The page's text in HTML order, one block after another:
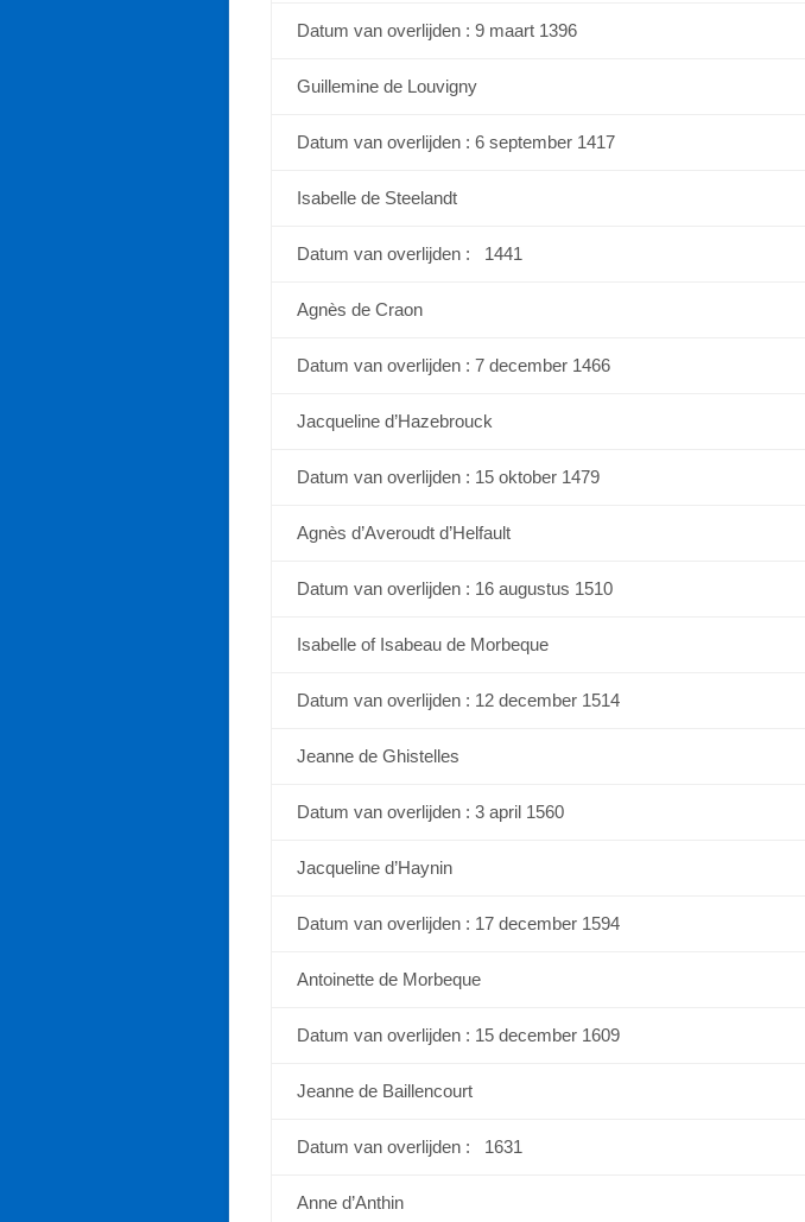
Datum van overlijden : 9 maart 1396
Guillemine de Louvigny
Datum van overlijden : 6 september 1417
Isabelle de Steelandt
Datum van overlijden : 1441
Agnès de Craon
Datum van overlijden : 7 december 1466
Jacqueline d’Hazebrouck
Datum van overlijden : 15 oktober 1479
Agnès d’Averoudt d’Helfault
Datum van overlijden : 16 augustus 1510
Isabelle of Isabeau de Morbeque
Datum van overlijden : 12 december 1514
Jeanne de Ghistelles
Datum van overlijden : 3 april 1560
Jacqueline d’Haynin
Datum van overlijden : 17 december 1594
Antoinette de Morbeque
Datum van overlijden : 15 december 1609
Jeanne de Baillencourt
Datum van overlijden : 1631
Anne d’Anthin